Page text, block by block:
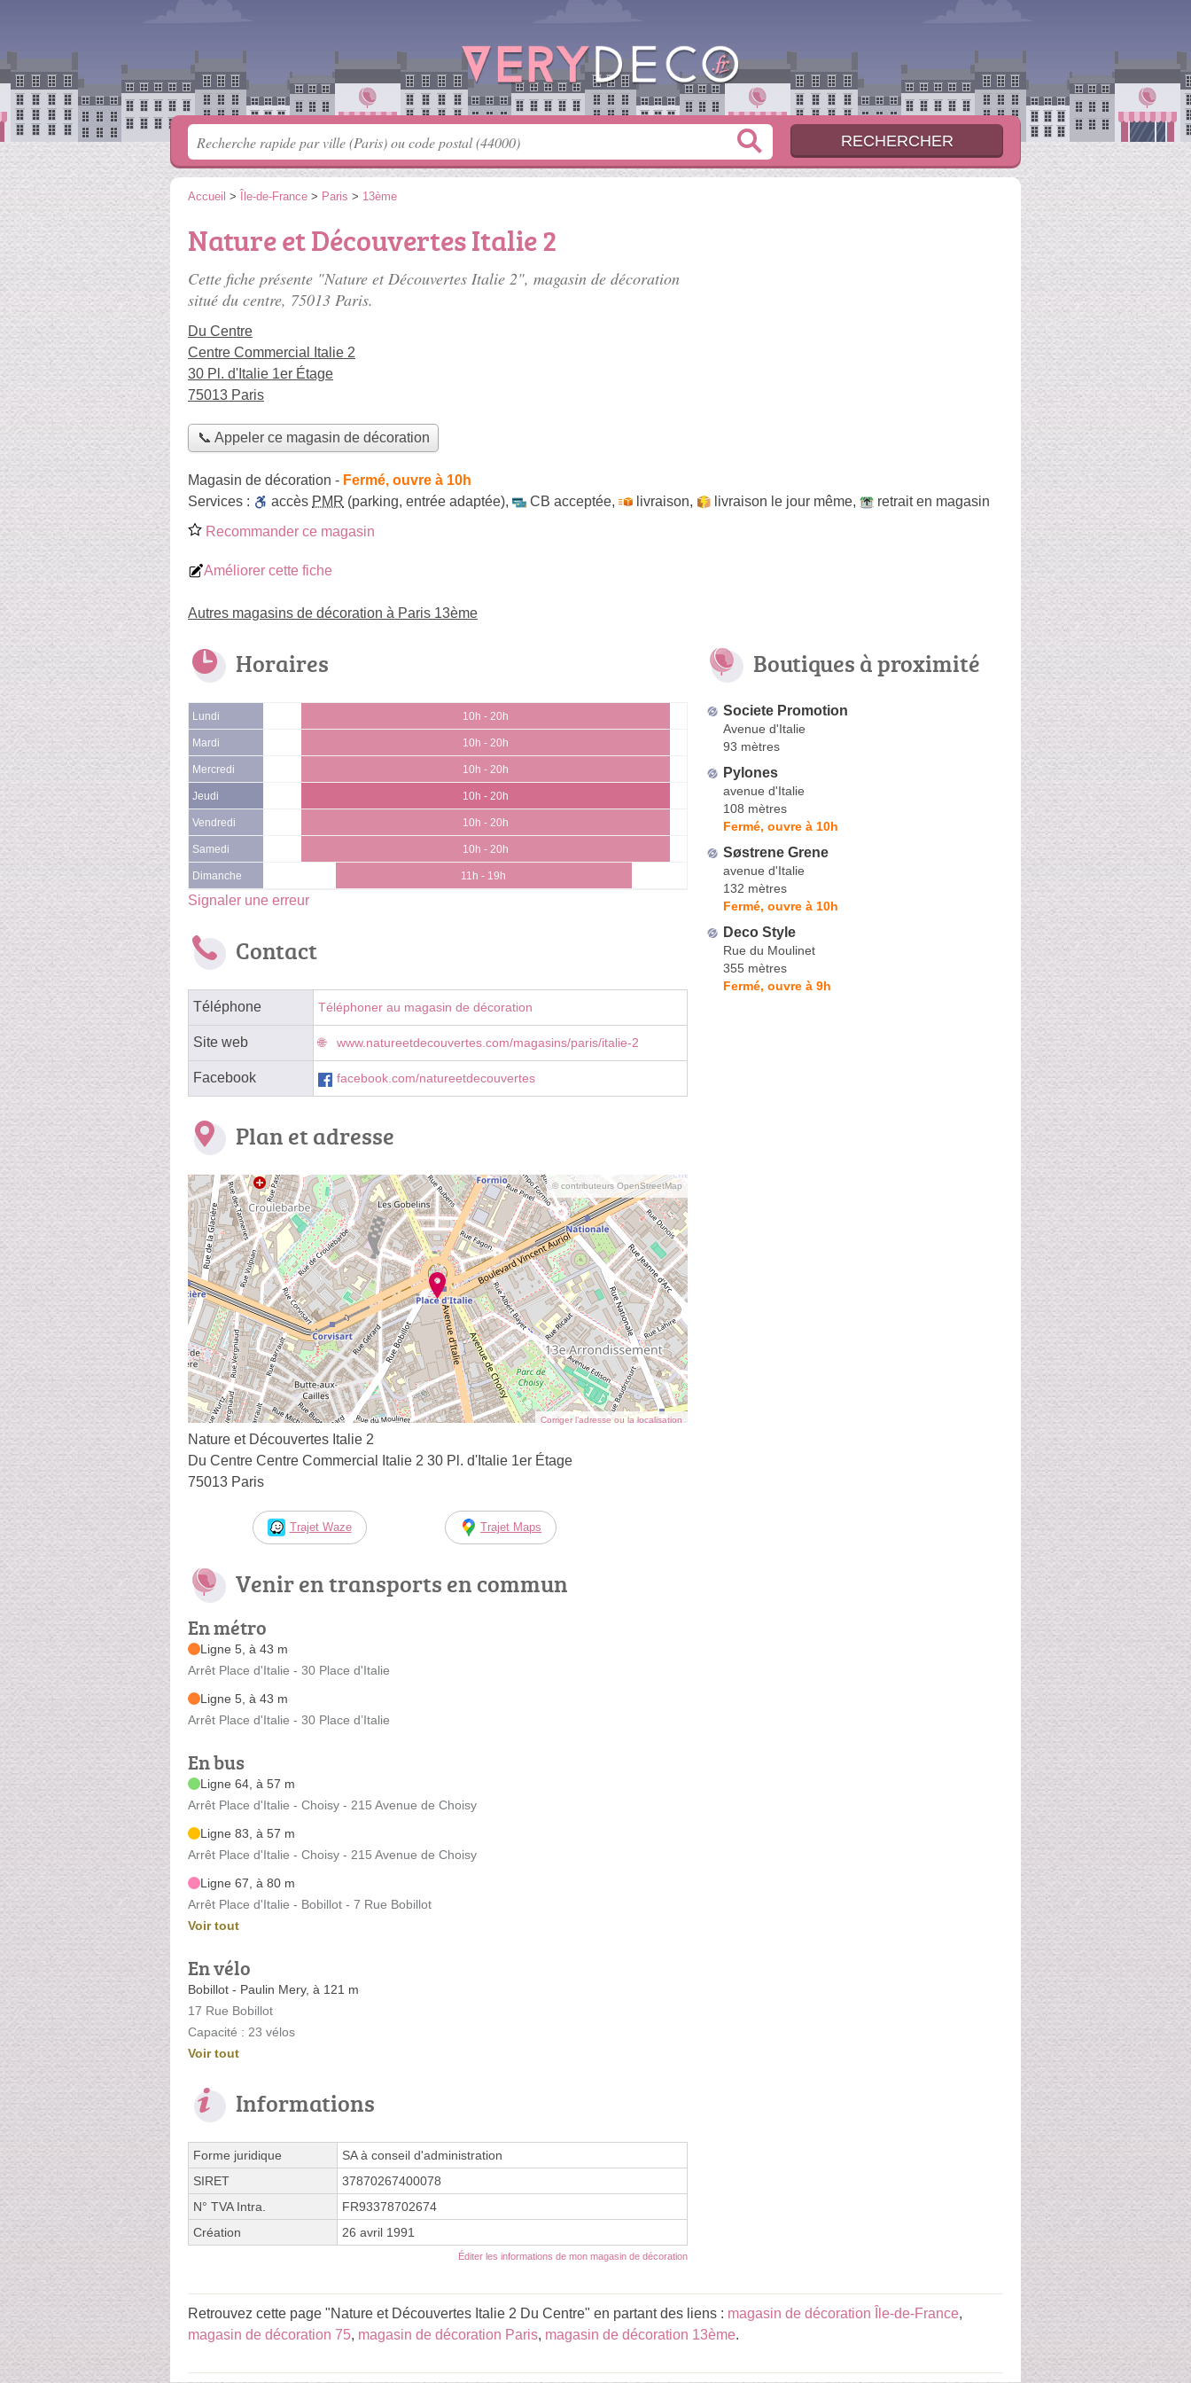
Accueil > Île-de-France > Paris > 13ème
Nature et Découvertes Italie 2
Cette fiche présente "Nature et Découvertes Italie 2", magasin de décoration
situé du centre, 75013 Paris.
Du Centre
Centre Commercial Italie 2
30 Pl. d'Italie 1er Étage
75013 Paris
📞 Appeler ce magasin de décoration
Magasin de décoration - Fermé, ouvre à 10h
Services :
accès PMR (parking, entrée adaptée), CB acceptée, livraison, livraison le jour même,
retrait en magasin
Recommander ce magasin
Améliorer cette fiche
Autres magasins de décoration à Paris 13ème
Horaires
Lundi 10h - 20h
Mardi 10h - 20h
Mercredi 10h - 20h
Jeudi 10h - 20h
Vendredi 10h - 20h
Samedi 10h - 20h
Dimanche 11h - 19h
Signaler une erreur
Contact
Téléphone Téléphoner au magasin de décoration
Site web www.natureetdecouvertes.com/magasins/paris/italie-2
Facebook facebook.com/natureetdecouvertes
Plan et adresse
© contributeurs OpenStreetMap
Corriger l’adresse ou la localisation
Nature et Découvertes Italie 2
Du Centre Centre Commercial Italie 2 30 Pl. d'Italie 1er Étage
75013 Paris
Trajet Waze Trajet Maps
Venir en transports en commun
En métro
Ligne 5, à 43 m
Arrêt Place d'Italie - 30 Place d'Italie
Ligne 5, à 43 m
Arrêt Place d'Italie - 30 Place d’Italie
En bus
Ligne 64, à 57 m
Arrêt Place d'Italie - Choisy - 215 Avenue de Choisy
Ligne 83, à 57 m
Arrêt Place d'Italie - Choisy - 215 Avenue de Choisy
Ligne 67, à 80 m
Arrêt Place d'Italie - Bobillot - 7 Rue Bobillot
Voir tout
En vélo
Bobillot - Paulin Mery, à 121 m
17 Rue Bobillot
Capacité : 23 vélos
Voir tout
Informations
Forme juridique
SA à conseil d'administration
SIRET
37870267400078
N° TVA Intra.
FR93378702674
Création
26 avril 1991
Éditer les informations de mon magasin de décoration
Boutiques à proximité
Societe Promotion
Avenue d'Italie
93 mètres
Pylones
avenue d'Italie
108 mètres
Fermé, ouvre à 10h
Søstrene Grene
avenue d'Italie
132 mètres
Fermé, ouvre à 10h
Deco Style
Rue du Moulinet
355 mètres
Fermé, ouvre à 9h
Retrouvez cette page "Nature et Découvertes Italie 2 Du Centre" en partant des liens : magasin de décoration Île-de-France,
magasin de décoration 75, magasin de décoration Paris, magasin de décoration 13ème.